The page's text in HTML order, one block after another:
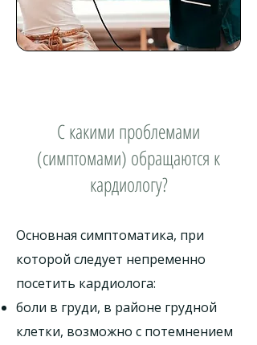
С какими проблемами
(симптомами) обращаются к
кардиологу?
Основная симптоматика, при
которой следует непременно
посетить кардиолога:
боли в груди, в районе грудной
клетки, возможно с потемнением